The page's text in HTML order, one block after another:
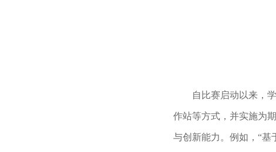
自比赛启动以来，
作站等方式，并实施为
与创新能力。例如，“